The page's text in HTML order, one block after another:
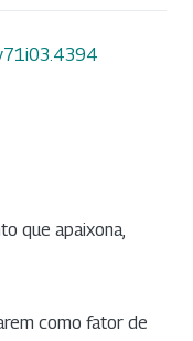
que apaixona,
como fator de